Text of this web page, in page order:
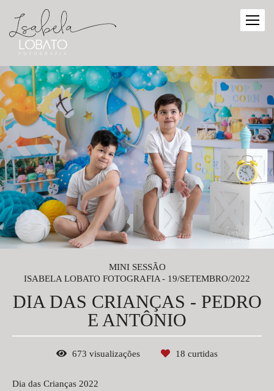
MINI SESSÃO
ISABELA LOBATO FOTOGRAFIA
19/SETEMBRO/2022
DIA DAS CRIANÇAS - PEDRO
E ANTÔNIO
673 visualizações 18 curtidas
Dia das Crianças 2022